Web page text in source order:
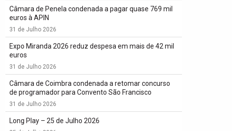
Câmara de Penela condenada a pagar quase 769 mil
euros à APIN
31 de Julho 2026
Expo Miranda 2026 reduz despesa em mais de 42 mil
euros
31 de Julho 2026
Câmara de Coimbra condenada a retomar concurso
de programador para Convento São Francisco
31 de Julho 2026
Long Play – 25 de Julho 2026